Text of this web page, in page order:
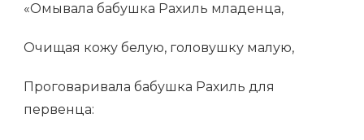
«Омывала бабушка Рахиль младенца,
Очищая кожу белую, головушку малую,
Проговаривала бабушка Рахиль для
первенца: